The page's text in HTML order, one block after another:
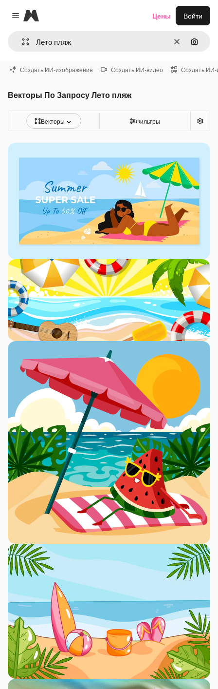
Close menu
Magnific
ОчиститьПоиск
Цены Войти
Создать ИИ-изображение Создать ИИ-видео Создать ИИ-
Векторы По Запросу Лето пляж
Векторы Фильтры